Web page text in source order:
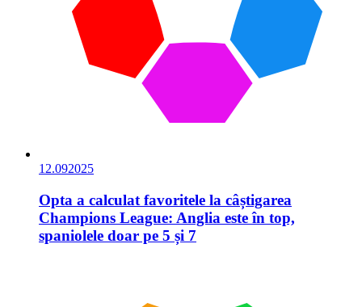
12.092025
Opta a calculat favoritele la câștigarea
Champions League: Anglia este în top,
spaniolele doar pe 5 și 7